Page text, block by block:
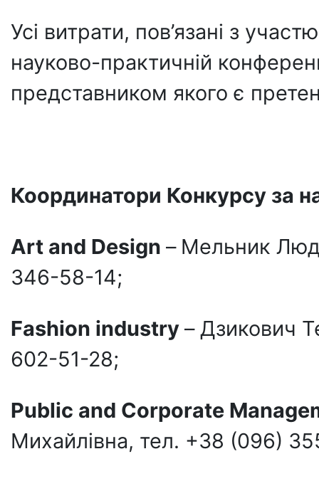
Усі витрати, пов’язані з
науково-практичній
представником якого є
Координатори Конкурсу за
Art and Design – Мельник
346-58-14;
Fashion industry – Дзикович
602-51-28;
Public and Corporate
Михайлівна, тел. +38 (096)